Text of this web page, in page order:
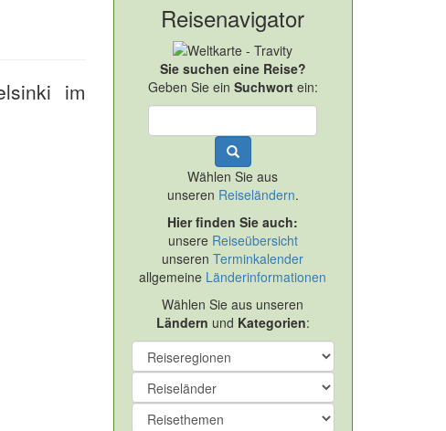
im
Reisenavigator
Sie suchen eine Reise?
Geben Sie ein Suchwortein:
Wählen Sie aus
unseren Reiseländern.
Hier finden Sie auch:
unsere Reiseübersicht
unserenTerminkalender
allgemeine Länderinformationen
Wählen Sie aus unseren
Ländern und Kategorien: